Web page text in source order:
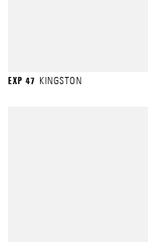
EXP 47 KINGSTON